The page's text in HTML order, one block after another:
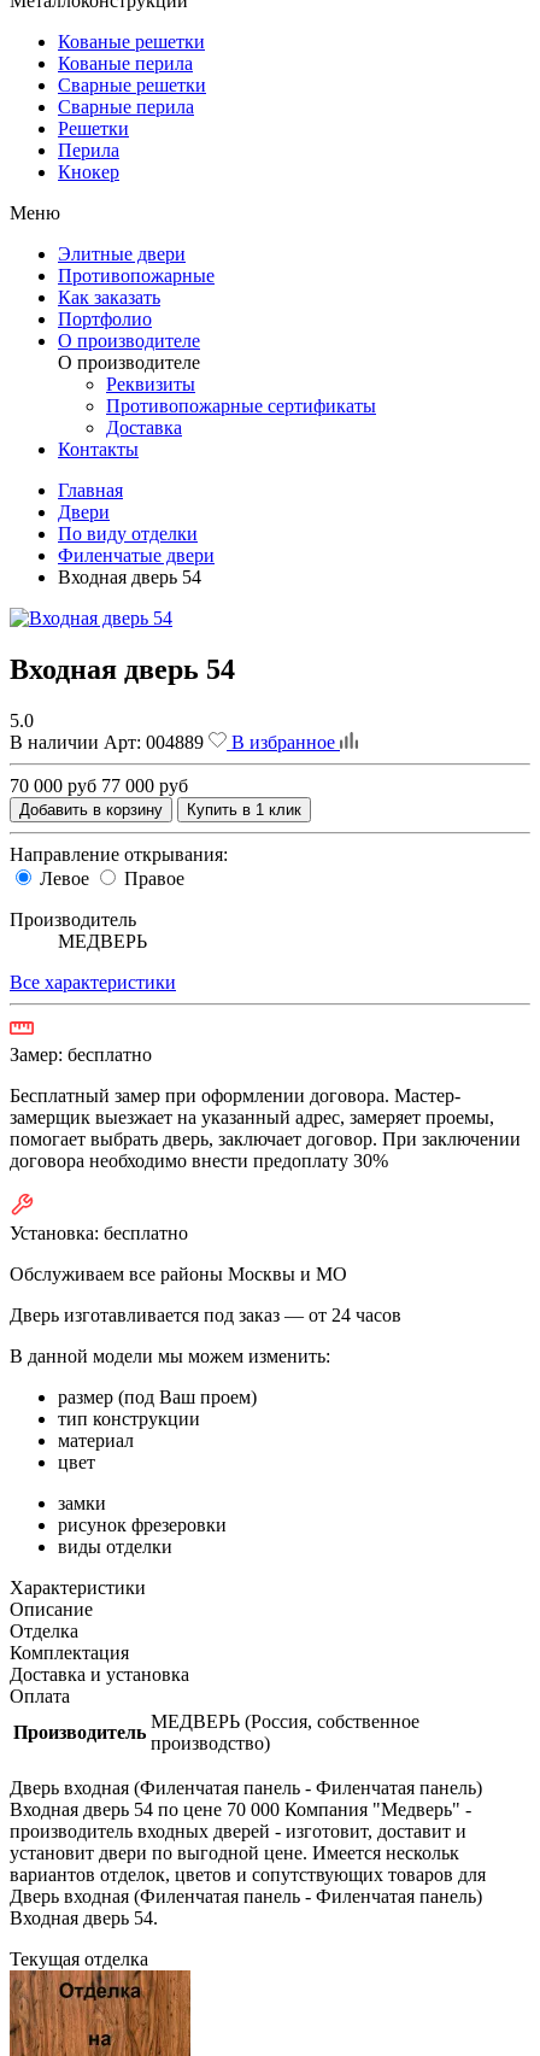
Кованые решетки
Кованые перила
Сварные решетки
Сварные перила
Решетки
Перила
Кнокер
Меню
Элитные двери
Противопожарные
Как заказать
Портфолио
О производителе
О производителе
Реквизиты
Противопожарные сертификаты
Доставка
Контакты
Главная
Двери
По виду отделки
Филенчатые двери
Входная дверь 54
Входная дверь 54
5.0
В наличии Арт: 004889 В избранное
70 000 руб 77 000 руб
Добавить в корзину Купить в 1 клик
Направление открывания:
Левое
Правое
Производитель
МЕДВЕРЬ
Все характеристики
Замер: бесплатно
Бесплатный замер при оформлении договора. Мастер-
замерщик выезжает на указанный адрес, замеряет проемы,
помогает выбрать дверь, заключает договор. При заключении
договора необходимо внести предоплату 30%
Установка: бесплатно
Обслуживаем все районы Москвы и МО
Дверь изготавливается под заказ — от 24 часов
В данной модели мы можем изменить:
размер (под Ваш проем)
тип конструкции
материал
цвет
замки
рисунок фрезеровки
виды отделки
Характеристики
Описание
Отделка
Комплектация
Доставка и установка
Оплата
Производитель
МЕДВЕРЬ (Россия, собственное
производство)
Дверь входная (Филенчатая панель - Филенчатая панель)
Входная дверь 54 по цене 70 000 Компания "Медверь" -
производитель входных дверей - изготовит, доставит и
установит двери по выгодной цене. Имеется нескольк
вариантов отделок, цветов и сопутствующих товаров для
Дверь входная (Филенчатая панель - Филенчатая панель)
Входная дверь 54.
Текущая отделка